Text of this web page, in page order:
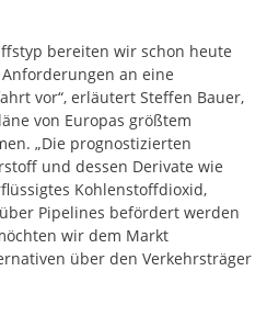
bereiten wir schon heute
an eine
vor“, erläutert Steffen Bauer,
von Europas größtem
„Die prognostizierten
und dessen Derivate wie
Kohlenstoffdioxid,
Pipelines befördert werden
wir dem Markt
über den Verkehrsträger